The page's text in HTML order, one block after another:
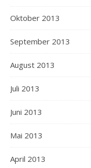
Oktober 2013
September 2013
August 2013
Juli 2013
Juni 2013
Mai 2013
April 2013